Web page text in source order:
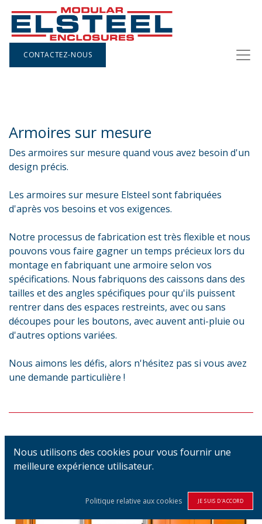
CONTACTEZ-NOUS
Armoires sur mesure
Des armoires sur mesure quand vous avez besoin d'un
design précis.
Les armoires sur mesure Elsteel sont fabriquées
d'après vos besoins et vos exigences.
Notre processus de fabrication est très flexible et nous
pouvons vous faire gagner un temps précieux lors du
montage en fabriquant une armoire selon vos
spécifications. Nous fabriquons des caissons dans des
tailles et des angles spécifiques pour qu'ils puissent
rentrer dans des espaces restreints, avec ou sans
découpes pour les boutons, avec auvent anti-pluie ou
d'autres options variées.
Nous aimons les défis, alors n'hésitez pas si vous avez
une demande particulière !
Nous utilisons des cookies pour vous fournir une
meilleure expérience utilisateur.
Politique relative aux cookies JE SUIS D'ACCORD